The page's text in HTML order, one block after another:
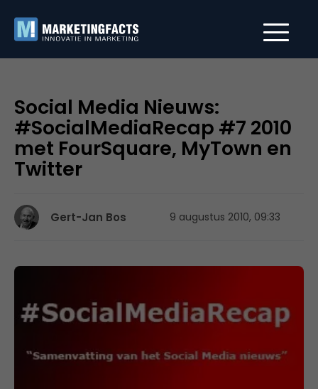
Social Media Nieuws:
#SocialMediaRecap #7 2010
met FourSquare, MyTown en
Twitter
Gert-Jan Bos 9 augustus 2010, 09:33